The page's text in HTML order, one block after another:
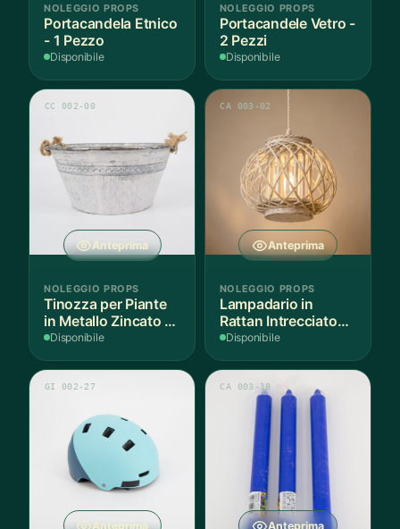
NOLEGGIO PROPS
Portacandela Etnico
- 1 Pezzo
Disponibile
NOLEGGIO PROPS
Portacandele Vetro -
2 Pezzi
Disponibile
Anteprima
CC 002-00
NOLEGGIO PROPS
Tinozza per Piante
in Metallo Zincato -
1 Pezzo
Disponibile
Anteprima
CA 003-02
NOLEGGIO PROPS
Lampadario in
Rattan Intrecciato
Bianco
Disponibile
Anteprima
GI 002-27
Anteprima
CA 003-18